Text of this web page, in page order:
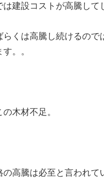
は建設コストが高騰して
らくは高騰し続けるので
。。
木材不足。
の高騰は必至と言われて